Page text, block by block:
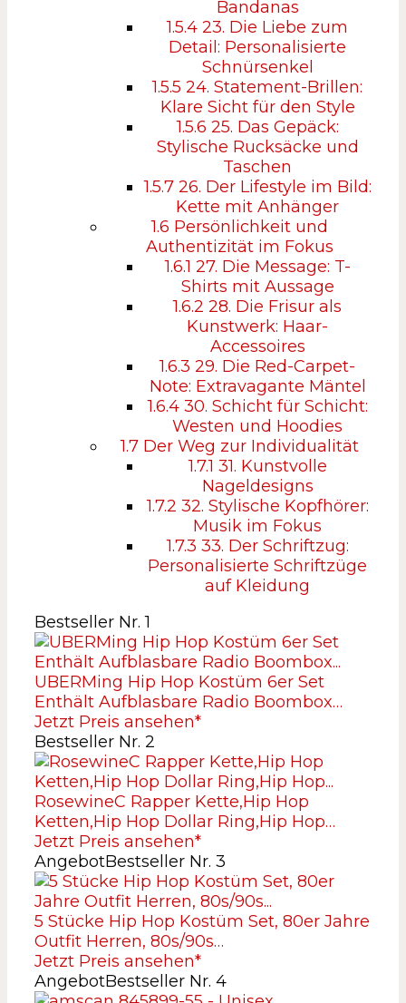
Bandanas
1.5.4 23. Die Liebe zum
Detail: Personalisierte
Schnürsenkel
1.5.5 24. Statement-Brillen:
Klare Sicht für den Style
1.5.6 25. Das Gepäck:
Stylische Rucksäcke und
Taschen
1.5.726. Der Lifestyle im Bild:
Kette mit Anhänger
1.6 Persönlichkeit und
Authentizität im Fokus
1.6.1 27. Die Message: T-
Shirts mit Aussage
1.6.2 28. Die Frisur als
Kunstwerk: Haar-
Accessoires
1.6.3 29. Die Red-Carpet-
Note: Extravagante Mäntel
1.6.430. Schicht für Schicht:
Westen und Hoodies
1.7Der Weg zur Individualität
1.7.1 31. Kunstvolle
Nageldesigns
1.7.2 32. Stylische Kopfhörer:
Musik im Fokus
1.7.3 33. Der Schriftzug:
Personalisierte Schriftzüge
auf Kleidung
Bestseller Nr. 1
UBERMing Hip Hop Kostüm 6er Set
Enthält Aufblasbare Radio Boombox…
Jetzt Preis ansehen*
Bestseller Nr. 2
RosewineC Rapper Kette,Hip Hop
Ketten,Hip Hop Dollar Ring,Hip Hop…
Jetzt Preis ansehen*
AngebotBestseller Nr. 3
5 Stücke Hip Hop Kostüm Set, 80er Jahre
Outfit Herren, 80s/90s…
Jetzt Preis ansehen*
AngebotBestseller Nr. 4